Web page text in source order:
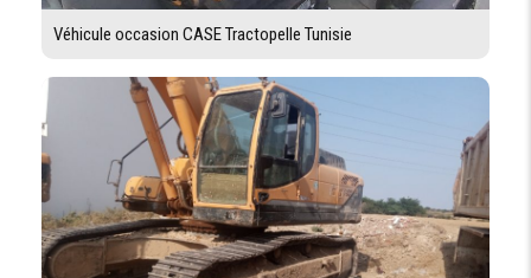
Véhicule occasion CASE Tractopelle Tunisie